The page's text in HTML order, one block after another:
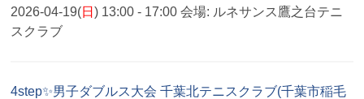
2026-04-19(日 ) 13:00 - 17:00会場: ルネサンス鷹之台テニ
スクラブ
4step✨男子ダブルス大会 千葉北テニスクラブ(千葉市稲毛